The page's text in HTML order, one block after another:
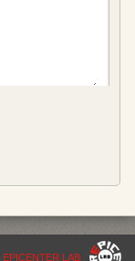
EPICENTER LAB